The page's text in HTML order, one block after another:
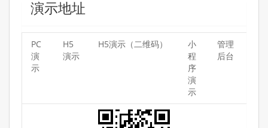
演示地址
PC
演
示
H5
演示
H5演示（二维码）
小
程
序
演
示
管理
后台